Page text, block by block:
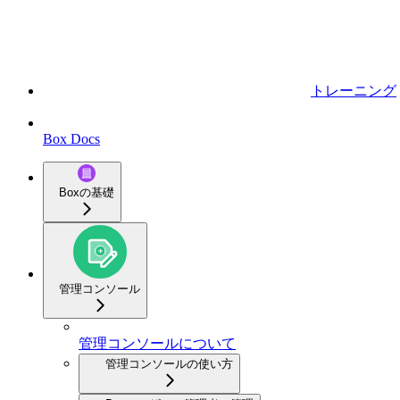
トレーニング
Box Docs
Boxの基礎
管理コンソール
管理コンソールについて
管理コンソールの使い方